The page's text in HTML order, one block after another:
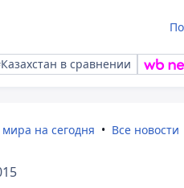
в сравнении
на сегодня Все новости